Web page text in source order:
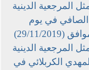
المرجعية الدينية
الصافي في يوم
المرجعية الدينية
الكربلائي في